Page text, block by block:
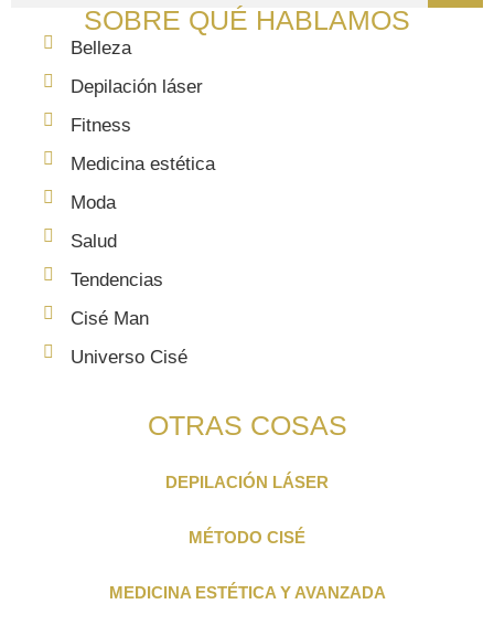
SOBRE QUÉ HABLAMOS
Belleza
Depilación láser
Fitness
Medicina estética
Moda
Salud
Tendencias
Cisé Man
Universo Cisé
OTRAS COSAS
DEPILACIÓN LÁSER
MÉTODO CISÉ
MEDICINA ESTÉTICA Y AVANZADA